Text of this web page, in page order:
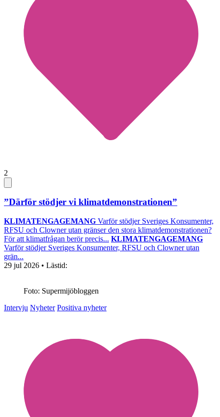
2
”Därför stödjer vi klimatdemonstrationen”
KLIMATENGAGEMANG Varför stödjer Sveriges Konsumenter,
RFSU och Clowner utan gränser den stora klimatdemonstrationen?
För att klimatfrågan berör precis... KLIMATENGAGEMANG
Varför stödjer Sveriges Konsumenter, RFSU och Clowner utan
grän...
29 jul 2026 • Lästid:
Foto: Supermijöbloggen
Intervju Nyheter Positiva nyheter